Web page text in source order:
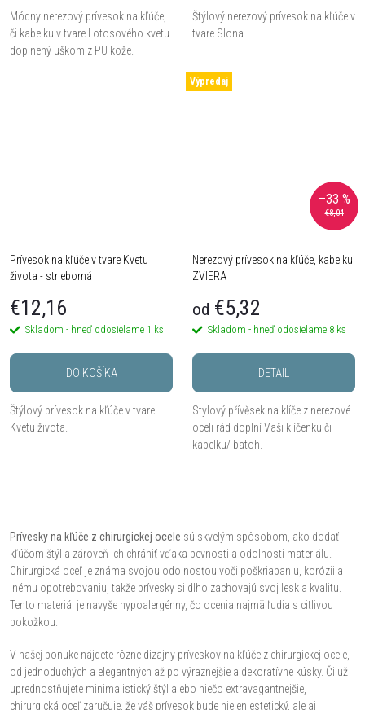
Módny nerezový prívesok na kľúče,
či kabelku v tvare Lotosového kvetu
doplnený uškom z PU kože.
Štýlový nerezový prívesok na kľúče v
tvare Slona.
Prívesok na kľúče v tvare Kvetu
života - strieborná
€12,16
Skladom - hneď odosielame 1 ks
DO KOŠÍKA
Štýlový prívesok na kľúče v tvare
Kvetu života.
Výpredaj
€8,04
–33 %
Nerezový prívesok na kľúče, kabelku
ZVIERA
od €5,32
Skladom - hneď odosielame 8 ks
DETAIL
Stylový přívěsek na klíče z nerezové
oceli rád doplní Vaši klíčenku či
kabelku/ batoh.
v
l
á
a
Prívesky na kľúče z chirurgickej ocele sú skvelým spôsobom, ako dodať
kľúčom štýl a zároveň ich chrániť vďaka pevnosti a odolnosti materiálu.
Chirurgická oceľ je známa svojou odolnosťou voči poškriabaniu, korózii a
inému opotrebovaniu, takže prívesky si dlho zachovajú svoj lesk a kvalitu.
Tento materiál je navyše hypoalergénny, čo ocenia najmä ľudia s citlivou
pokožkou.
V našej ponuke nájdete rôzne dizajny príveskov na kľúče z chirurgickej ocele,
od jednoduchých a elegantných až po výraznejšie a dekoratívne kúsky. Či už
uprednostňujete minimalistický štýl alebo niečo extravagantnejšie,
chirurgická oceľ zaručuje, že váš prívesok bude nielen estetický, ale aj